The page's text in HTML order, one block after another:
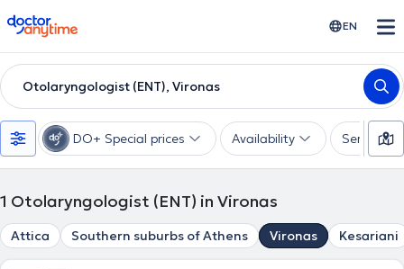
doctoranytime EN
Otolaryngologist (ENT), Vironas
DO+ Special prices Availability Services
1 Otolaryngologist (ENT) in Vironas
Attica Southern suburbs of Athens Vironas Kesariani